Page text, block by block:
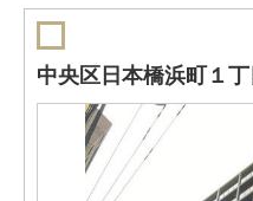
中央区日本橋浜町１